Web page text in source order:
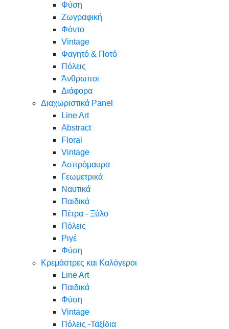
Φύση
Ζωγραφική
Φόντο
Vintage
Φαγητό & Ποτό
Πόλεις
Άνθρωποι
Διάφορα
Διαχωριστικά Panel
Line Art
Abstract
Floral
Vintage
Ασπρόμαυρα
Γεωμετρικά
Ναυτικά
Παιδικά
Πέτρα - Ξύλο
Πόλεις
Ριγέ
Φύση
Κρεμάστρες και Καλόγεροι
Line Art
Παιδικά
Φύση
Vintage
Πόλεις -Ταξίδια